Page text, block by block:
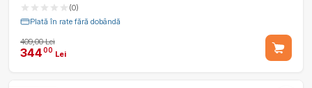
(0)
Plată în rate fără dobândă
409,00 Lei
34400 Lei